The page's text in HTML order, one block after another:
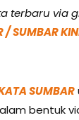
terbaru via
/ SUMBAR
SUMBAR
bentuk